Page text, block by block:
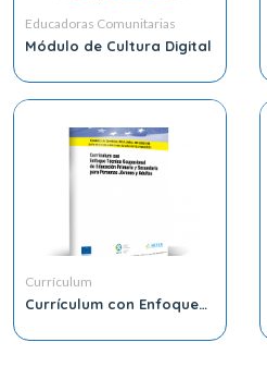
Educadoras Comunitarias
Módulo de Cultura Digital
Currículum
Currículum con Enfoque
Educación Primaria y